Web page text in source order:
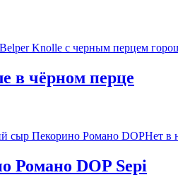
в чёрном перце
Нет в
Романо DOP Sepi